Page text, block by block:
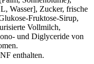
Wasser], Zucker, frische
Fruktose-Sirup,
Vollmilch,
und Diglyceride von
enthalten.